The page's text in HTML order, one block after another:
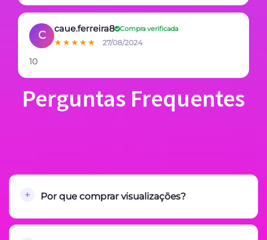
C
caue.ferreira8 Compra verificada
★★★★★ 27/08/2024
10
Perguntas Frequentes
Por que comprar visualizações?